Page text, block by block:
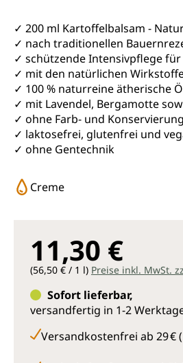
✓ 200 ml Kartoffelbalsam -
✓ nach traditionellen
✓ schützende Intensivpflege
✓ mit den natürlichen
✓ 100 % naturreine ätherische
✓ mit Lavendel, Bergamotte
✓ ohne Farb- und
✓ laktosefrei, glutenfrei und
✓ ohne Gentechnik
Creme
11,30 €
(56,50 € / 1 l) Preise inkl. MwSt.
Sofort lieferbar,
versandfertig in 1-2
Versandkostenfrei ab 29 €